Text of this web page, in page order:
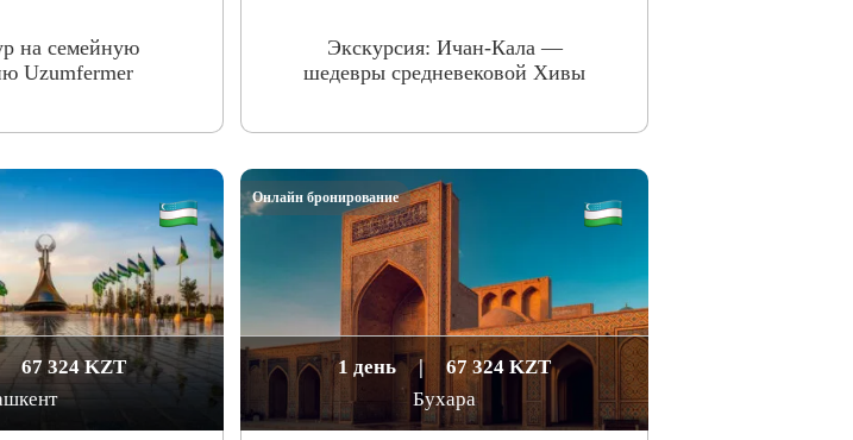
на семейную
Uzumfermer
Экскурсия: Ичан-Кала —
шедевры средневековой Хивы
67 324 KZT
1 день |
67 324 KZT
Бухара
Онлайн бронирование